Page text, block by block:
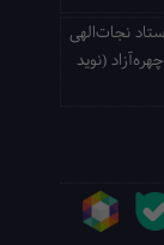
نجات‌الهی
(نوید